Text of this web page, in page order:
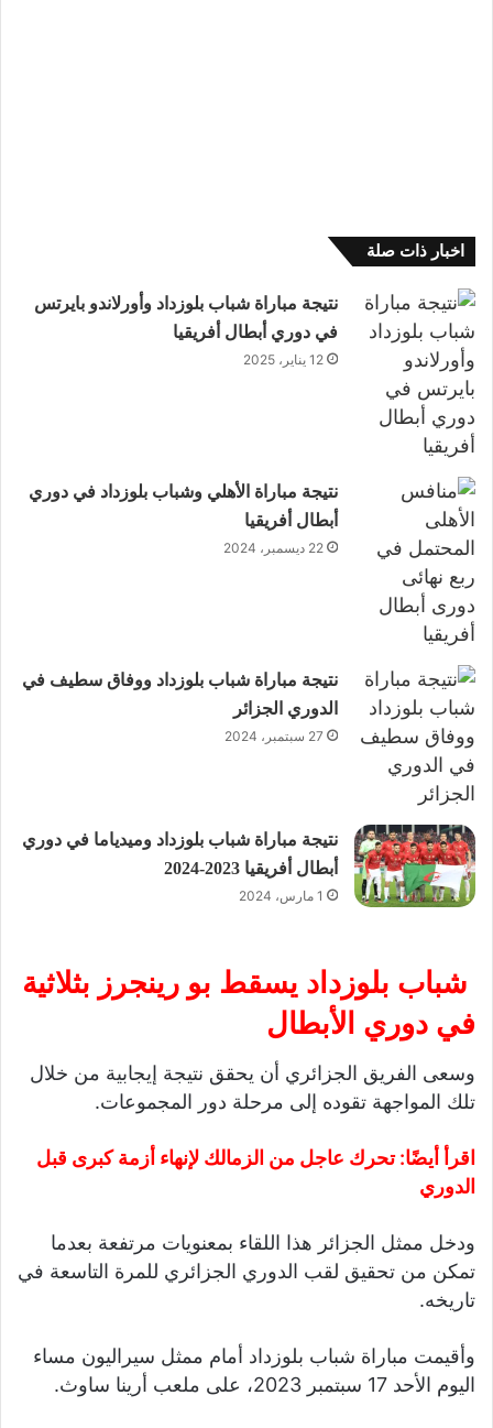
اخبار ذات صلة
نتيجة مباراة شباب بلوزداد وأورلاندو بايرتس
في دوري أبطال أفريقيا
12 يناير، 2025
نتيجة مباراة الأهلي وشباب بلوزداد في دوري
أبطال أفريقيا
22 ديسمبر، 2024
نتيجة مباراة شباب بلوزداد ووفاق سطيف في
الدوري الجزائر
27 سبتمبر، 2024
نتيجة مباراة شباب بلوزداد وميدياما في دوري
أبطال أفريقيا 2023-2024
1 مارس، 2024
شباب بلوزداد يسقط بو رينجرز بثلاثية
في دوري الأبطال
وسعى الفريق الجزائري أن يحقق نتيجة إيجابية من خلال
تلك المواجهة تقوده إلى مرحلة دور المجموعات.
اقرأ أيضًا:تحرك عاجل من الزمالك لإنهاء أزمة كبرى قبل
الدوري
ودخل ممثل الجزائر هذا اللقاء بمعنويات مرتفعة بعدما
تمكن من تحقيق لقب الدوري الجزائري للمرة التاسعة في
تاريخه.
وأقيمت مباراة شباب بلوزداد أمام ممثل سيراليون مساء
اليوم الأحد 17 سبتمبر 2023، على ملعب أرينا ساوث.